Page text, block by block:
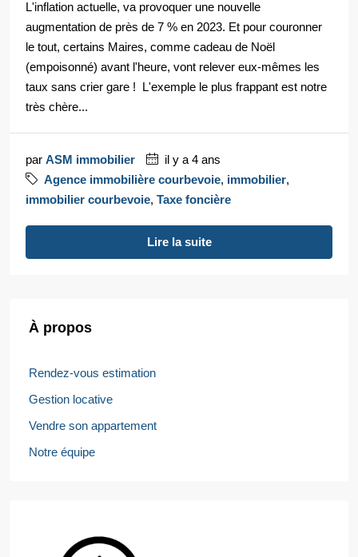
L'inflation actuelle, va provoquer une nouvelle
augmentation de près de 7 % en 2023. Et pour couronner
le tout, certains Maires, comme cadeau de Noël
(empoisonné) avant l'heure, vont relever eux-mêmes les
taux sans crier gare ! L'exemple le plus frappant est notre
très chère...
par ASM immobilier
il y a 4 ans
Agence immobilière courbevoie, immobilier,
immobilier courbevoie, Taxe foncière
Lire la suite
À propos
Rendez-vous estimation
Gestion locative
Vendre son appartement
Notre équipe